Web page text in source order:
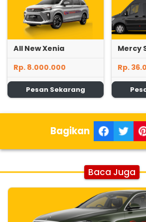
All New Xenia
Rp. 8.000.000
Pesan Sekarang
Mercy
Rp.
Bagikan
Baca Juga